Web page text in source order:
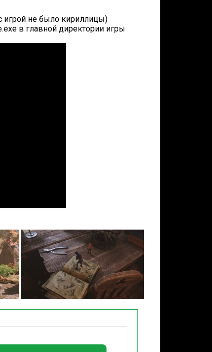
игрой не было кириллицы)
в главной директории игры